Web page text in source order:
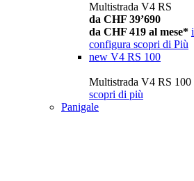
Multistrada V4 RS
da CHF 39’690
da CHF 419 al mese* i
configura scopri di Più
new V4 RS 100
Multistrada V4 RS 100
scopri di più
Panigale